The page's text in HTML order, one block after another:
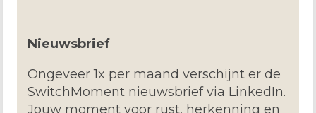
Nieuwsbrief
Ongeveer 1x per maand verschijnt er de
SwitchMoment nieuwsbrief via LinkedIn.
Jouw moment voor rust, herkenning en